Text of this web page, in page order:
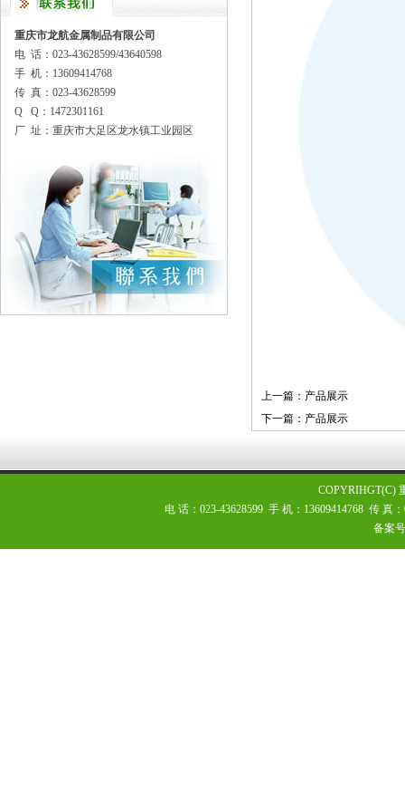
重庆市龙航金属制品有限公司
电 话：023-43628599/43640598
手 机：13609414768
传 真：023-43628599
Q Q：1472301161
厂 址：重庆市大足区龙水镇工业园区
上一篇：产品展示
下一篇：产品展示
COPYRIHGT(C)
电 话：023-43628599 手 机：13609414768 传 真
备案